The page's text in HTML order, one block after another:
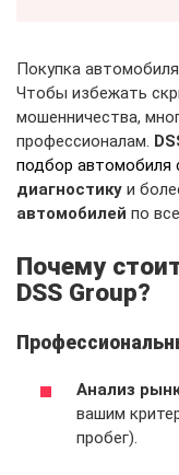
Покупка
Чтобы избежать
мошенничества,
профессионалам.
подбор автомобиля
диагностику и
автомобилей по
Почему
DSS Group?
Анализ
вашим
пробег).